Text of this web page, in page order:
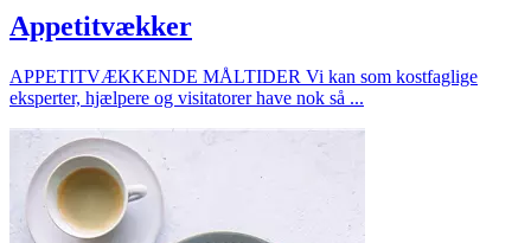
Appetitvækker
APPETITVÆKKENDE MÅLTIDER Vi kan som kostfaglige
eksperter, hjælpere og visitatorer have nok så ...